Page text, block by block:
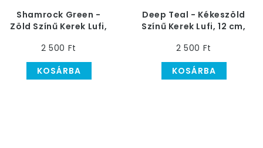
Shamrock Green -
Zöld Színű Kerek Lufi,
2 500 Ft
KOSÁRBA
Deep Teal - Kékeszöld
Színű Kerek Lufi, 12 cm,
2 500 Ft
KOSÁRBA